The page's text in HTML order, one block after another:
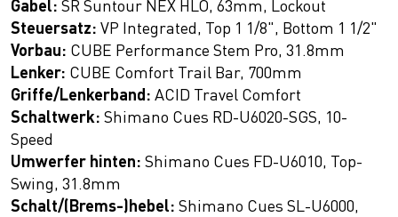
Gabel: SR Suntour NEX HLO, 63mm, Lockout
Steuersatz: VP Integrated, Top 1 1/8", Bottom 1 1/2"
Vorbau: CUBE Performance Stem Pro, 31.8mm
Lenker: CUBE Comfort Trail Bar, 700mm
Griffe/Lenkerband: ACID Travel Comfort
Schaltwerk: Shimano Cues RD-U6020-SGS, 10-
Speed
Umwerfer hinten: Shimano Cues FD-U6010, Top-
Swing, 31.8mm
Schalt/(Brems-)hebel: Shimano Cues SL-U6000,